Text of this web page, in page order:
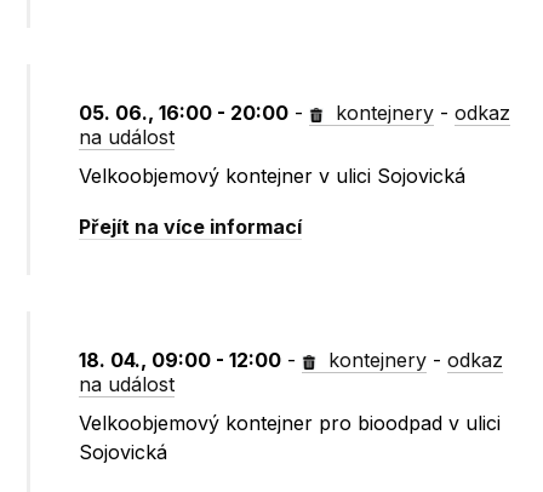
05. 06., 16:00 - 20:00 - kontejnery -odkaz
na událost
Velkoobjemový kontejner v ulici Sojovická
Přejít na více informací
18. 04., 09:00 - 12:00 - kontejnery -odkaz
na událost
Velkoobjemový kontejner pro bioodpad v ulici
Sojovická